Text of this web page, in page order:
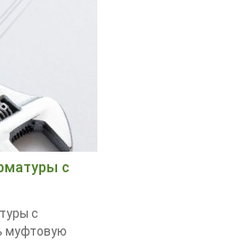
с
с
муфтовую